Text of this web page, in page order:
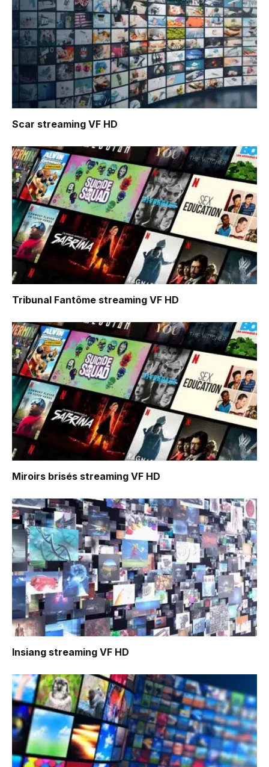
Scar streaming VF HD
Tribunal Fantôme streaming VF HD
Miroirs brisés streaming VF HD
Insiang streaming VF HD